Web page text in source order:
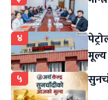
४
५